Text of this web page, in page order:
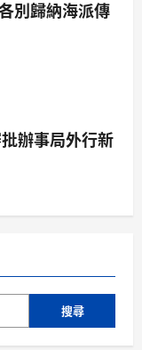
別歸納海派傳
辦事局外行新
搜尋